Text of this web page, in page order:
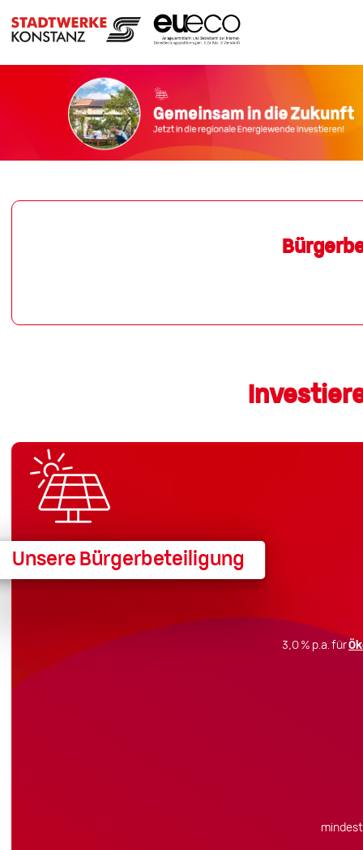
Unsere Bürgerbeteiligung
3,0 % p.a. für